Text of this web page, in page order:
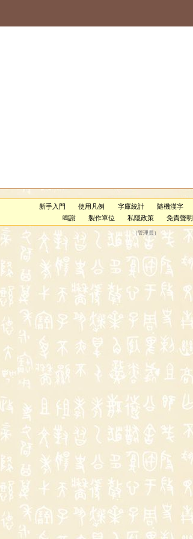
新手入門 使用凡例 字庫統計 隨機漢字
鳴謝
製作單位 私隱政策 免責聲明
（管理員 ）